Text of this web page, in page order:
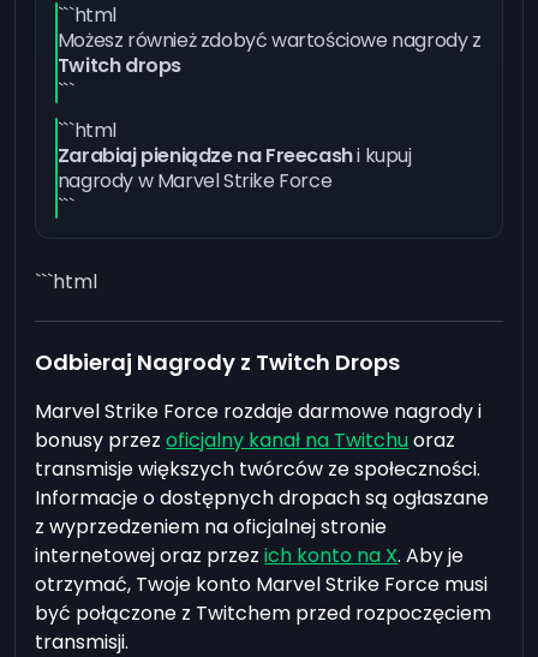
```html
Możesz również zdobyć wartościowe nagrody z
Twitch drops
```
```html
Zarabiaj pieniądze na Freecashi kupuj
nagrody w Marvel Strike Force
```
```html
Odbieraj Nagrody z Twitch Drops
Marvel Strike Force rozdaje darmowe nagrody i
bonusy przezoficjalny kanał na Twitchuoraz
transmisje większych twórców ze społeczności.
Informacje o dostępnych dropach są ogłaszane
z wyprzedzeniem na oficjalnej stronie
internetowej oraz przezich konto na X. Aby je
otrzymać, Twoje konto Marvel Strike Force musi
być połączone z Twitchem przed rozpoczęciem
transmisji.